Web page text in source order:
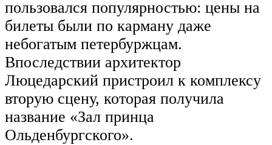
пользовался популярностью: цены на
билеты были по карману даже
небогатым петербуржцам.
Впоследствии архитектор
Люцедарский пристроил к комплексу
вторую сцену, которая получила
название «Зал принца
Ольденбургского».